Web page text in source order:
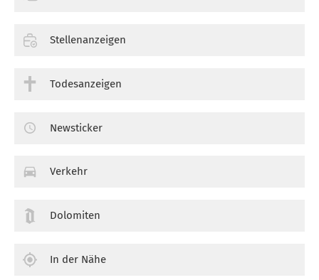
Stellenanzeigen
Todesanzeigen
Newsticker
Verkehr
Dolomiten
In der Nähe